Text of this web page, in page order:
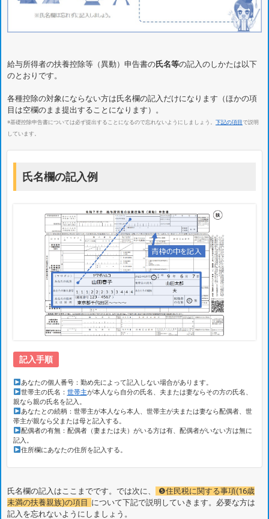
給与所得者の扶養控除等（異動）申告書の氏名等の記入のしかたは以下
のとおりです。
各種控除の対象にならない方は氏名欄の記入だけになります（ほかの項
目は空欄のまま提出することになります）。
※基礎控除申告書については必ず提出することになるので忘れないようにしましょう。 下記の項目 で説明
しています。
氏名欄の記入例
記入手順
あなたの個人番号：勤め先によって記入しない場合があります。
世帯主の氏名： 世帯主が本人なら自分の氏名、夫または妻ならその方の氏名、
親なら親の氏名を記入。
あなたとの続柄：世帯主が本人なら本人、世帯主が夫または妻なら配偶者、世
帯主が親なら父または母と記入する。
配偶者の有無：配偶者（妻または夫）がいる方は有、配偶者がいない方は無に
記入。
住所欄にあなたの住所を記入する。
氏名欄の記入はここまでです。では次に、
❺住民税に関する事項(16歳
未満の扶養親族)の項目 について下記で説明していきます。必要な方は
記入を忘れないようにしましょう。